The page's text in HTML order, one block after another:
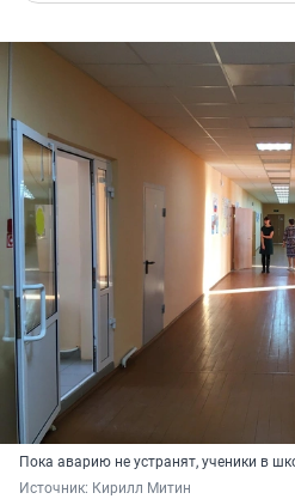
Пока аварию не устранят, ученики в
Источник: Кирилл Митин